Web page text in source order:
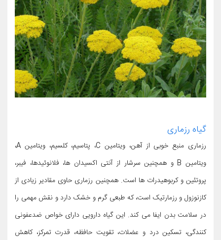
گیاه رزماری
رزماری منبع خوبی از آهن، ویتامین C، پتاسیم، کلسیم، ویتامین A،
ویتامین B و همچنین سرشار از آنتی اکسیدان ها، فلانوئیدها، فیبر،
پروتئین و کربوهیدرات ها است. همچنین رزماری حاوی مقادیر زیادی از
کازنوزول و رزمارتیک است، که طبعی گرم و خشک دارد و نقش مهمی را
در سلامت بدن ایفا می کند. این گیاه دارویی دارای خواص ضدعفونی
کنندگی، تسکین درد و عضلات، تقویت حافظه، قدرت تمرکز، کاهش